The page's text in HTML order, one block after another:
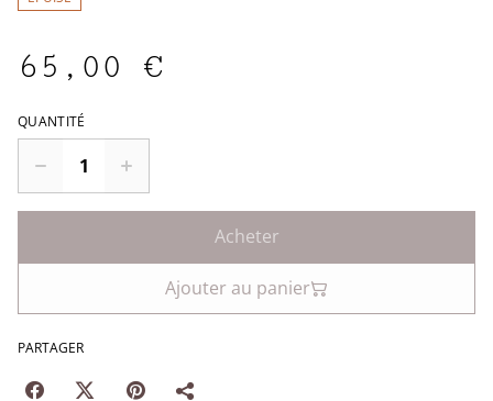
65,00 €
QUANTITÉ
Acheter
Ajouter au panier
PARTAGER